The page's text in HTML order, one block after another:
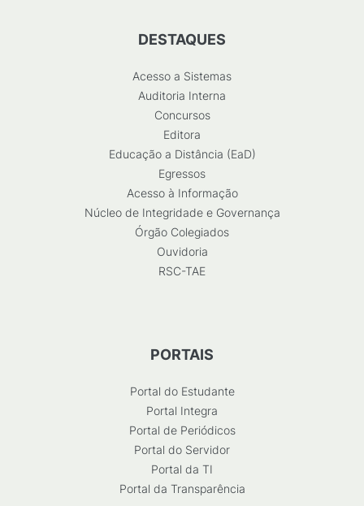
DESTAQUES
Acesso a Sistemas
Auditoria Interna
Concursos
Editora
Educação a Distância (EaD)
Egressos
Acesso à Informação
Núcleo de Integridade e Governança
Órgão Colegiados
Ouvidoria
RSC-TAE
PORTAIS
Portal do Estudante
Portal Integra
Portal de Periódicos
Portal do Servidor
Portal da TI
Portal da Transparência